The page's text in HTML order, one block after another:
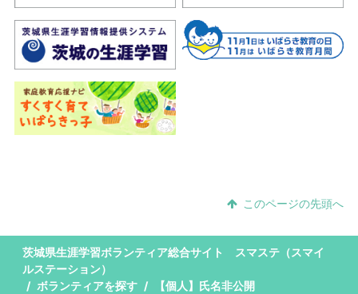
このページの先頭へ
茨城県生涯学習ボランティア総合サイト スマステ（スマイ
ルステーション）
ボランティアを探す
【個人】氏名非公開